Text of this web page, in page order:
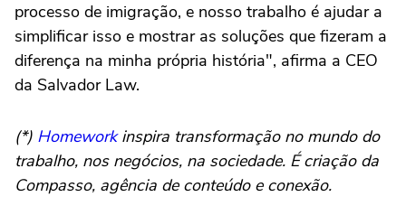
processo de imigração, e nosso trabalho é ajudar a
simplificar isso e mostrar as soluções que fizeram a
diferença na minha própria história", afirma a CEO
da Salvador Law.
(*) Homeworkinspira transformação no mundo do
trabalho, nos negócios, na sociedade. É criação da
Compasso, agência de conteúdo e conexão.